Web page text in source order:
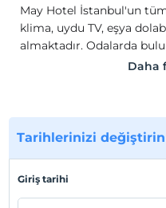
May Hotel İstanbul'un
klima, uydu TV, eşya
almaktadır. Odalarda
ücretsiz banyo
İstanbul'un restoranında
boyu hafif atıştırmalıklar
sunulmaktadır. Yaz
klima, uydu TV, eşya
almaktadır. Odalarda
Daha
Tarihlerinizi değiştirin
Giriş tarihi